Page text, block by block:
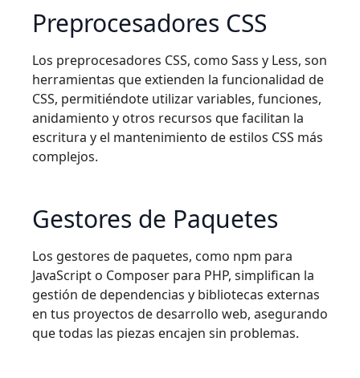
Preprocesadores CSS
Los preprocesadores CSS, como Sass y Less, son
herramientas que extienden la funcionalidad de
CSS, permitiéndote utilizar variables, funciones,
anidamiento y otros recursos que facilitan la
escritura y el mantenimiento de estilos CSS más
complejos.
Gestores de Paquetes
Los gestores de paquetes, como npm para
JavaScript o Composer para PHP, simplifican la
gestión de dependencias y bibliotecas externas
en tus proyectos de desarrollo web, asegurando
que todas las piezas encajen sin problemas.